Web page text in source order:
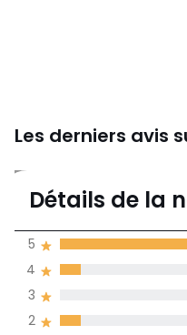
Les derniers avis
Détails de la
2
3
4
5